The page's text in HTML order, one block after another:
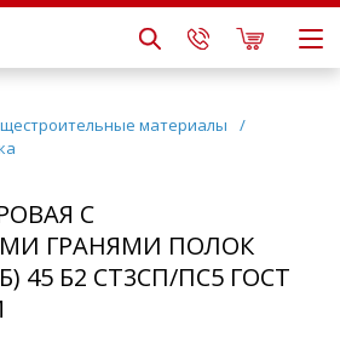
материалы
/
С
ГРАНЯМИ ПОЛОК
45 Б2 СТ3СП/ПС5 ГОСТ